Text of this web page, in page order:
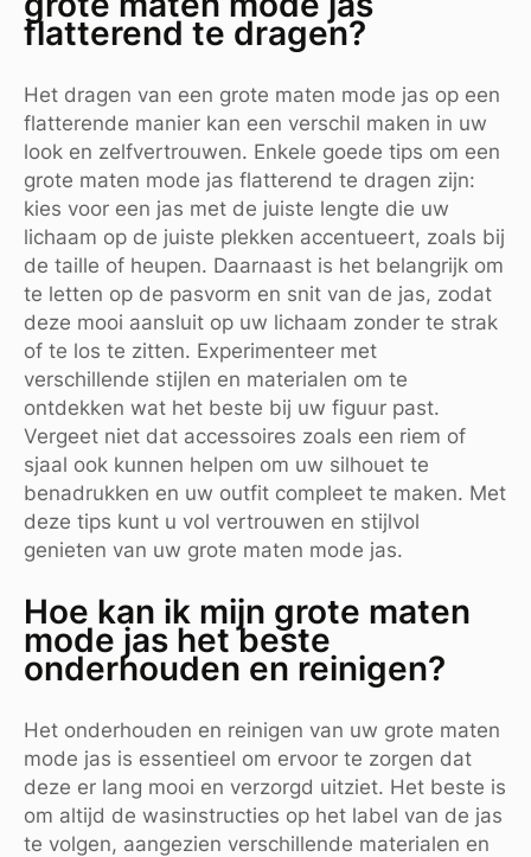
flatterend te dragen?
Het dragen van een grote maten mode jas op een
flatterende manier kan een verschil maken in uw
look en zelfvertrouwen. Enkele goede tips om een
grote maten mode jas flatterend te dragen zijn:
kies voor een jas met de juiste lengte die uw
lichaam op de juiste plekken accentueert, zoals bij
de taille of heupen. Daarnaast is het belangrijk om
te letten op de pasvorm en snit van de jas, zodat
deze mooi aansluit op uw lichaam zonder te strak
of te los te zitten. Experimenteer met
verschillende stijlen en materialen om te
ontdekken wat het beste bij uw figuur past.
Vergeet niet dat accessoires zoals een riem of
sjaal ook kunnen helpen om uw silhouet te
benadrukken en uw outfit compleet te maken. Met
deze tips kunt u vol vertrouwen en stijlvol
genieten van uw grote maten mode jas.
Hoe kan ik mijn grote maten
mode jas het beste
onderhouden en reinigen?
Het onderhouden en reinigen van uw grote maten
mode jas is essentieel om ervoor te zorgen dat
deze er lang mooi en verzorgd uitziet. Het beste is
om altijd de wasinstructies op het label van de jas
te volgen, aangezien verschillende materialen en